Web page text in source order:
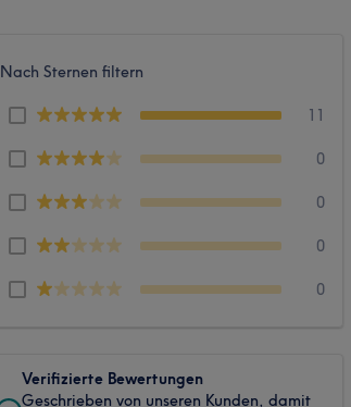
Nach Sternen filtern
11
0
0
0
0
Verifizierte Bewertungen
Geschrieben von unseren Kunden, damit